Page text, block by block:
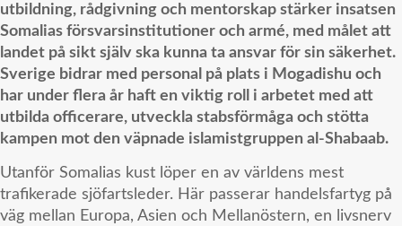
utbildning, rådgivning och mentorskap stärker insatsen
Somalias försvarsinstitutioner och armé, med målet att
landet på sikt själv ska kunna ta ansvar för sin säkerhet.
Sverige bidrar med personal på plats i Mogadishu och
har under flera år haft en viktig roll i arbetet med att
utbilda officerare, utveckla stabsförmåga och stötta
kampen mot den väpnade islamistgruppen al-Shabaab.
Utanför Somalias kust löper en av världens mest
trafikerade sjöfartsleder. Här passerar handelsfartyg på
väg mellan Europa, Asien och Mellanöstern, en livsnerv